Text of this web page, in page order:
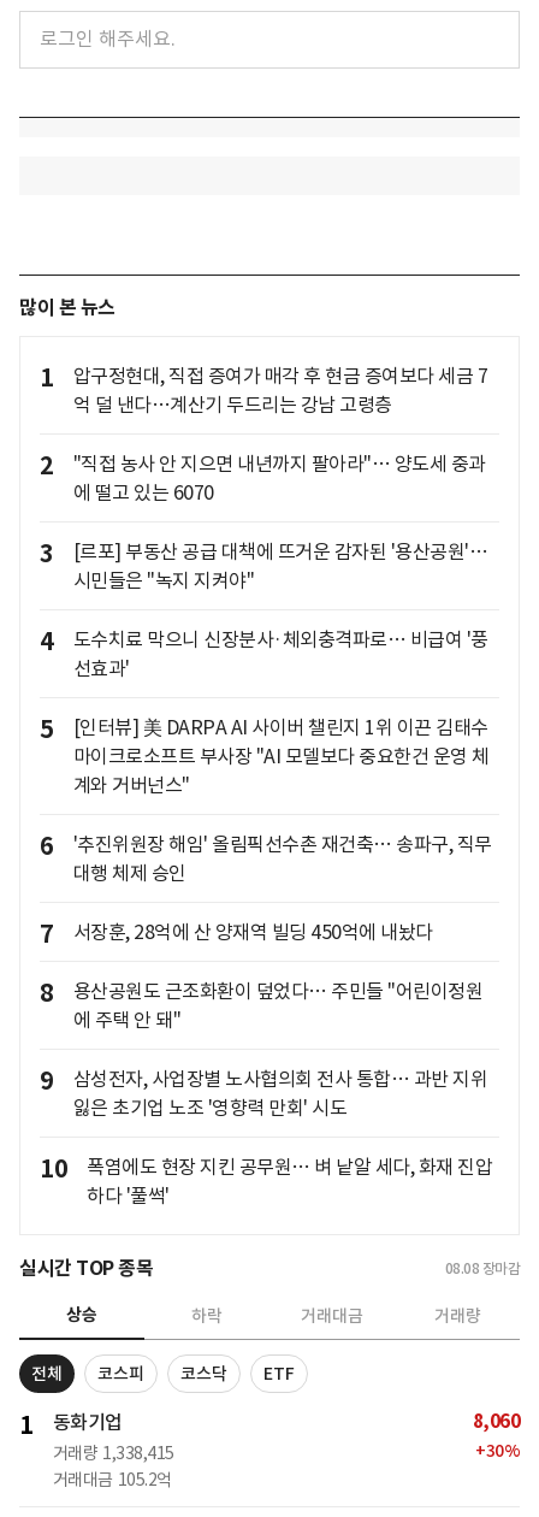
많이 본 뉴스
1
압구정현대, 직접 증여가 매각 후 현금 증여보다 세금 7
억 덜 낸다…계산기 두드리는 강남 고령층
2
"직접 농사 안 지으면 내년까지 팔아라"… 양도세 중과
에 떨고 있는 6070
3
[르포] 부동산 공급 대책에 뜨거운 감자된 '용산공원'…
시민들은 "녹지 지켜야"
4
도수치료 막으니 신장분사·체외충격파로… 비급여 '풍
선효과'
5
[인터뷰] 美 DARPA AI 사이버 챌린지 1위 이끈 김태수
마이크로소프트 부사장 "AI 모델보다 중요한건 운영 체
계와 거버넌스"
6
'추진위원장 해임' 올림픽선수촌 재건축… 송파구, 직무
대행 체제 승인
7 서장훈, 28억에 산 양재역 빌딩 450억에 내놨다
8
용산공원도 근조화환이 덮었다… 주민들 "어린이정원
에 주택 안 돼"
9
삼성전자, 사업장별 노사협의회 전사 통합… 과반 지위
잃은 초기업 노조 '영향력 만회' 시도
10
폭염에도 현장 지킨 공무원… 벼 낱알 세다, 화재 진압
하다 '풀썩'
실시간 TOP 종목 08.08 장마감
상승 하락 거래대금 거래량
전체 코스피 코스닥 ETF
1 동화기업
거래량 1,338,415
거래대금 105.2억
8,060
+30%